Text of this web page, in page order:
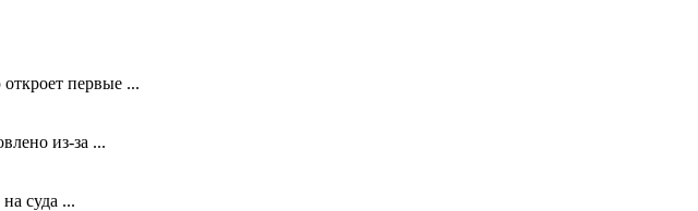
первые ...
из-за ...
суда ...